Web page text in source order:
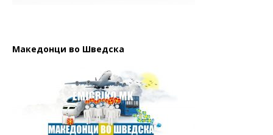
Македонци во Шведска